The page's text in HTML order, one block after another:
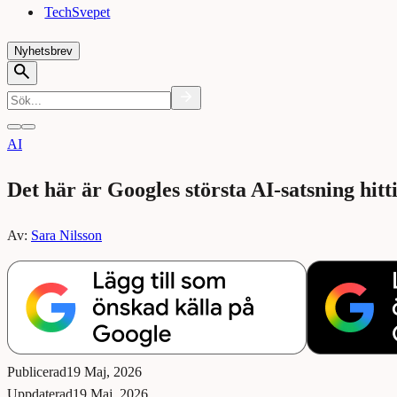
TechSvepet
Nyhetsbrev
AI
Det här är Googles största AI-satsning
Av: Sara Nilsson
Publicerad19 Maj, 2026